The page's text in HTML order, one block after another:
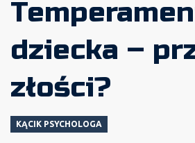
dziecka –
złości?
KĄCIK PSYCHOLOGA